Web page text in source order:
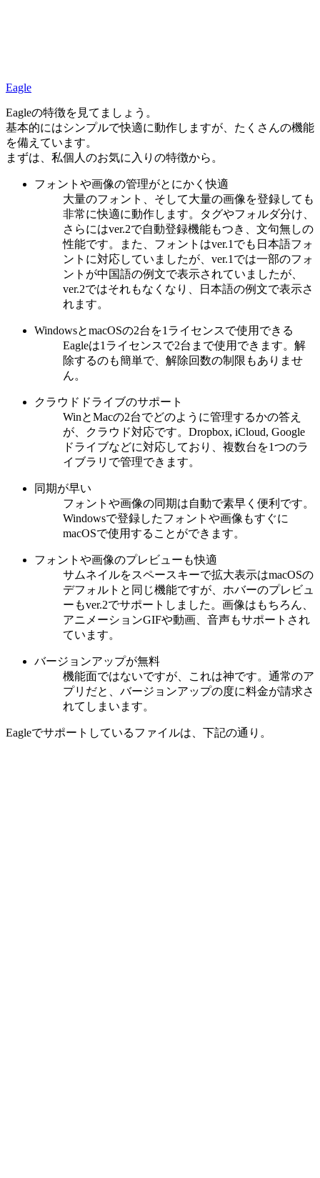
Eagle
Eagleの特徴を見てましょう。
基本的にはシンプルで快適に動作しますが、たくさんの機能
を備えています。
まずは、私個人のお気に入りの特徴から。
フォントや画像の管理がとにかく快適
大量のフォント、そして大量の画像を登録しても
非常に快適に動作します。タグやフォルダ分け、
さらにはver.2で自動登録機能もつき、文句無しの
性能です。また、フォントはver.1でも日本語フォ
ントに対応していましたが、ver.1では一部のフォ
ントが中国語の例文で表示されていましたが、
ver.2ではそれもなくなり、日本語の例文で表示さ
れます。
WindowsとmacOSの2台を1ライセンスで使用できる
Eagleは1ライセンスで2台まで使用できます。解
除するのも簡単で、解除回数の制限もありませ
ん。
クラウドドライブのサポート
WinとMacの2台でどのように管理するかの答え
が、クラウド対応です。Dropbox, iCloud, Google
ドライブなどに対応しており、複数台を1つのラ
イブラリで管理できます。
同期が早い
フォントや画像の同期は自動で素早く便利です。
Windowsで登録したフォントや画像もすぐに
macOSで使用することができます。
フォントや画像のプレビューも快適
サムネイルをスペースキーで拡大表示はmacOSの
デフォルトと同じ機能ですが、ホバーのプレビュ
ーもver.2でサポートしました。画像はもちろん、
アニメーションGIFや動画、音声もサポートされ
ています。
バージョンアップが無料
機能面ではないですが、これは神です。通常のア
プリだと、バージョンアップの度に料金が請求さ
れてしまいます。
Eagleでサポートしているファイルは、下記の通り。